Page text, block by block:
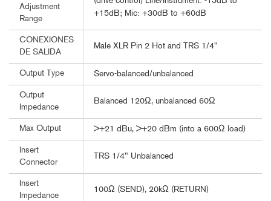
Adjustment
Range
+15dB; Mic: +30dB to +60dB
CONEXIONES
DE SALIDA
Male XLR Pin 2 Hot and TRS 1/4"
Output Type Servo-balanced/unbalanced
Output
Impedance
Balanced 120Ω, unbalanced 60Ω
Max Output >+21 dBu, >+20 dBm (into a 600Ω load)
Insert
Connector
TRS 1/4" Unbalanced
Insert
Impedance
100Ω (SEND), 20kΩ (RETURN)